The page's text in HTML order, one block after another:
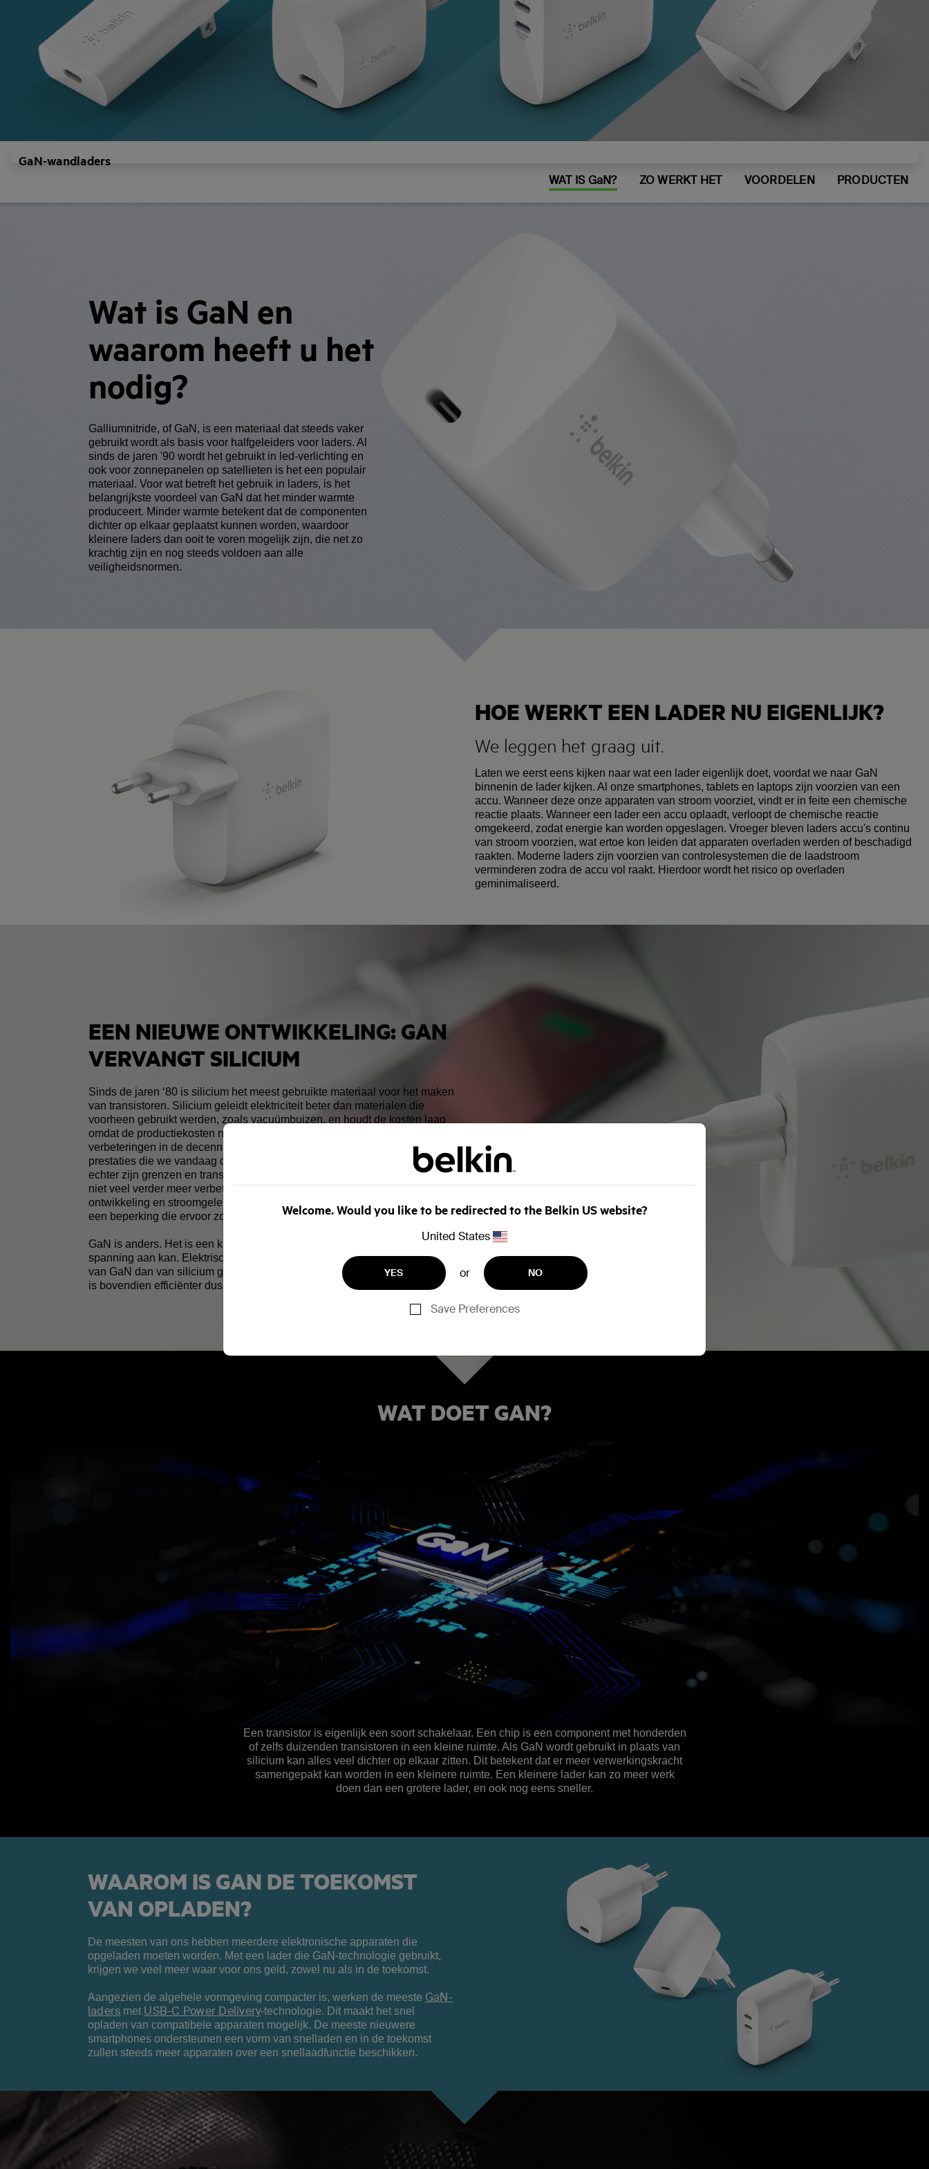
GaN-wandladers
WAT IS GaN? ZO WERKT HET VOORDELEN PRODUCTEN
Wat is GaN en
waarom heeft u het
nodig?
Galliumnitride, of GaN, is een materiaal dat steeds vaker
gebruikt wordt als basis voor halfgeleiders voor laders. Al
sinds de jaren '90 wordt het gebruikt in led-verlichting en
ook voor zonnepanelen op satellieten is het een populair
materiaal. Voor wat betreft het gebruik in laders, is het
belangrijkste voordeel van GaN dat het minder warmte
produceert. Minder warmte betekent dat de componenten
dichter op elkaar geplaatst kunnen worden, waardoor
kleinere laders dan ooit te voren mogelijk zijn, die net zo
krachtig zijn en nog steeds voldoen aan alle
veiligheidsnormen.
HOE WERKT EEN LADER NU EIGENLIJK?
We leggen het graag uit.
Laten we eerst eens kijken naar wat een lader eigenlijk doet, voordat we naar GaN
binnenin de lader kijken. Al onze smartphones, tablets en laptops zijn voorzien van een
accu. Wanneer deze onze apparaten van stroom voorziet, vindt er in feite een chemische
reactie plaats. Wanneer een lader een accu oplaadt, verloopt de chemische reactie
omgekeerd, zodat energie kan worden opgeslagen. Vroeger bleven laders accu's continu
van stroom voorzien, wat ertoe kon leiden dat apparaten overladen werden of beschadigd
raakten. Moderne laders zijn voorzien van controlesystemen die de laadstroom
verminderen zodra de accu vol raakt. Hierdoor wordt het risico op overladen
geminimaliseerd.
EEN NIEUWE ONTWIKKELING:GAN
VERVANGT SILICIUM
Sinds de jaren ‘80 is silicium het meest gebruikte materiaal voor het maken
van transistoren. Silicium geleidt elektriciteit beter dan materialen die
voorheen gebruikt werden, zoals vacuümbuizen, en houdt de kosten laag
omdat de productiekosten niet zo hoog zijn. De technologische
verbeteringen in de decennia die volgden, hebben geleid tot de hoge
prestaties die we vandaag de dag gewend zijn. Doorontwikkeling heeft
echter zijn grenzen en transistoren op basis van silicium kunnen mogelijk
niet veel verder meer verbeterd worden. Als het gaat om warmte-
ontwikkeling en stroomgeleiding vormen de eigenschappen van silicium
een beperking die ervoor zorgt dat kleinere componenten niet mogelijk zijn.
GaN is anders. Het is een kristalachtig materiaal dat een veel hogere
spanning aan kan. Elektrische stroom kan veel sneller door componenten
van GaN dan van silicium gaan, waardoor sneller opladen mogelijk is. GaN
is bovendien efficiënter dus er is sprake van minder warmte-ontwikkeling.
WAT DOET GAN?
Een transistor is eigenlijk een soort schakelaar. Een chip is een component met honderden
of zelfs duizenden transistoren in een kleine ruimte. Als GaN wordt gebruikt in plaats van
silicium kan alles veel dichter op elkaar zitten. Dit betekent dat er meer verwerkingskracht
samengepakt kan worden in een kleinere ruimte. Een kleinere lader kan zo meer werk
doen dan een grotere lader, en ook nog eens sneller.
WAAROM IS GAN DE TOEKOMST
VAN OPLADEN?
De meesten van ons hebben meerdere elektronische apparaten die
opgeladen moeten worden. Met een lader die GaN-technologie gebruikt,
krijgen we veel meer waar voor ons geld, zowel nu als in de toekomst.
Aangezien de algehele vormgeving compacter is, werken de meeste GaN-
laders met USB-C Power Delivery-technologie. Dit maakt het snel
opladen van compatibele apparaten mogelijk. De meeste nieuwere
smartphones ondersteunen een vorm van snelladen en in de toekomst
zullen steeds meer apparaten over een snellaadfunctie beschikken.
Welcome. Would you like to be redirected to the Belkin US website?
United States
YES or NO
Save Preferences